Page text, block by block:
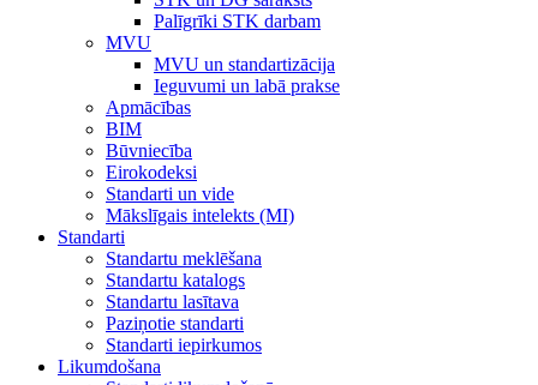
Palīgrīki STK darbam
MVU
MVU un standartizācija
Ieguvumi un labā prakse
Apmācības
BIM
Būvniecība
Eirokodeksi
Standarti un vide
Mākslīgais intelekts (MI)
Standarti
Standartu meklēšana
Standartu katalogs
Standartu lasītava
Paziņotie standarti
Standarti iepirkumos
Likumdošana